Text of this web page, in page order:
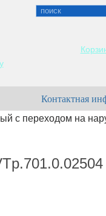
Контактная
с переходом на